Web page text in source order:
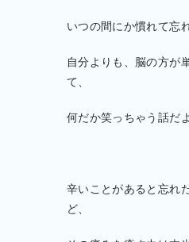
いつの間にか慣れて忘
自分よりも、脳の方が
て、
何だか笑っちゃう話だ
辛いことがあると忘れ
ど、